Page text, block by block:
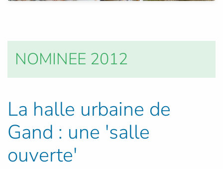
NOMINEE 2012
La halle urbaine de
Gand : une 'salle
ouverte'